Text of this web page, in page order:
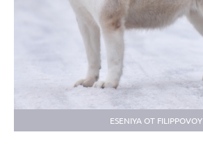
ESENIYA OT FILIPPOVOY